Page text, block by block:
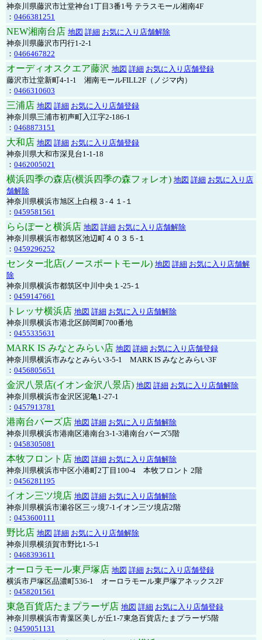
神奈川県藤沢市辻堂神台1丁目3番1号 テラスモール湘南4F
： 0466381251
NEW湘南台店 地図 詳細 お気に入り店舗解除
神奈川県藤沢市円行1-2-1
： 0466467822
オーディオスクエア藤沢 地図 詳細 お気に入り店舗登録
藤沢市辻堂新町4-1-1 湘南モールFILL2F（ノジマ内）
： 0466310603
三浦店 地図 詳細 お気に入り店舗登録
神奈川県三浦市初声町入江字2-186-1
： 0468873151
大和店 地図 詳細 お気に入り店舗登録
神奈川県大和市深見台1-1-18
： 0462005021
横浜四季の森店(横浜四季の森フォレオ) 地図 詳細 お気に入り店
舗解除
神奈川県横浜市旭区上白根３-４１-１
： 0459581561
ららぽーと横浜店 地図 詳細 お気に入り店舗解除
神奈川県横浜市都筑区池辺町４０３５-１
： 0459296252
センター北店(ノースポートモール) 地図 詳細 お気に入り店舗解
除
神奈川県横浜市都筑区中川中央１-25-１
： 0459147661
トレッサ横浜店 地図 詳細 お気に入り店舗解除
神奈川県横浜市港北区師岡町700番地
： 0455335631
MARK IS みなとみらい店 地図 詳細 お気に入り店舗登録
神奈川県横浜市みなとみらい3-5-1 MARK IS みなとみらい3F
： 0456805651
金沢八景店(イオン金沢八景店) 地図 詳細 お気に入り店舗解除
神奈川県横浜市金沢区泥亀1-27-1
： 0457913781
港南台バーズ店 地図 詳細 お気に入り店舗解除
神奈川県横浜市港南区港南台3-1-3港南台バーズ5階
： 0458305081
本牧フロント店 地図 詳細 お気に入り店舗解除
神奈川県横浜市中区小港町2丁目100-4 本牧フロント 2階
： 0456281195
イオン三ツ境店 地図 詳細 お気に入り店舗解除
神奈川県横浜市瀬谷区三ッ境7-1イオン三ツ境店2階
： 0453600111
野比店 地図 詳細 お気に入り店舗解除
神奈川県横須賀市野比1-5-1
： 0468393611
オーロラモール東戸塚店 地図 詳細 お気に入り店舗登録
横浜市戸塚区品濃町536-1 オーロラモール東戸塚アネックス2F
： 0458201561
東急百貨店たまプラーザ店 地図 詳細 お気に入り店舗登録
神奈川県横浜市青葉区美しが丘1-7東急百貨店たまプラーザ5階
： 0459051131